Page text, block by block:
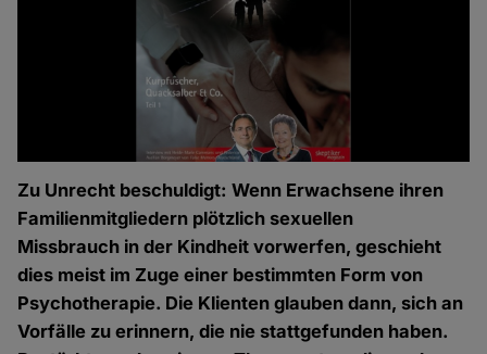
Zu Unrecht beschuldigt: Wenn Erwachsene ihren
Familienmitgliedern plötzlich sexuellen
Missbrauch in der Kindheit vorwerfen, geschieht
dies meist im Zuge einer bestimmten Form von
Psychotherapie. Die Klienten glauben dann, sich an
Vorfälle zu erinnern, die nie stattgefunden haben.